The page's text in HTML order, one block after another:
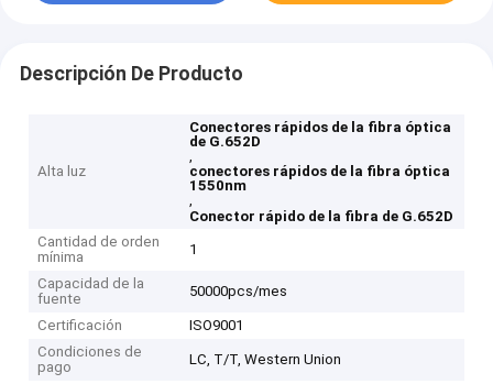
Descripción De Producto
Alta luz
Conectores rápidos de la fibra óptica
de G.652D
,
conectores rápidos de la fibra óptica
1550nm
,
Conector rápido de la fibra de G.652D
Cantidad de orden
mínima
1
Capacidad de la
fuente
50000pcs/mes
Certificación
ISO9001
Condiciones de
pago
LC, T/T, Western Union